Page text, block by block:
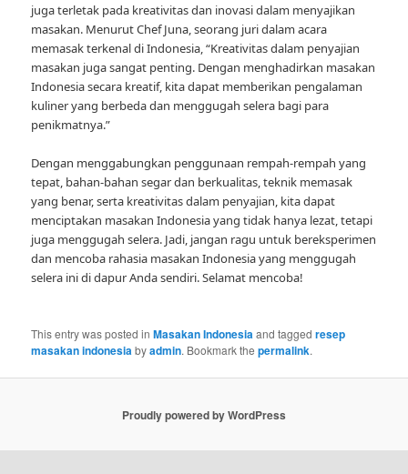
juga terletak pada kreativitas dan inovasi dalam menyajikan
masakan. Menurut Chef Juna, seorang juri dalam acara
memasak terkenal di Indonesia, “Kreativitas dalam penyajian
masakan juga sangat penting. Dengan menghadirkan masakan
Indonesia secara kreatif, kita dapat memberikan pengalaman
kuliner yang berbeda dan menggugah selera bagi para
penikmatnya.”
Dengan menggabungkan penggunaan rempah-rempah yang
tepat, bahan-bahan segar dan berkualitas, teknik memasak
yang benar, serta kreativitas dalam penyajian, kita dapat
menciptakan masakan Indonesia yang tidak hanya lezat, tetapi
juga menggugah selera. Jadi, jangan ragu untuk bereksperimen
dan mencoba rahasia masakan Indonesia yang menggugah
selera ini di dapur Anda sendiri. Selamat mencoba!
This entry was posted inMasakan Indonesiaand taggedresep
masakan indonesiabyadmin. Bookmark thepermalink.
Proudly powered by WordPress